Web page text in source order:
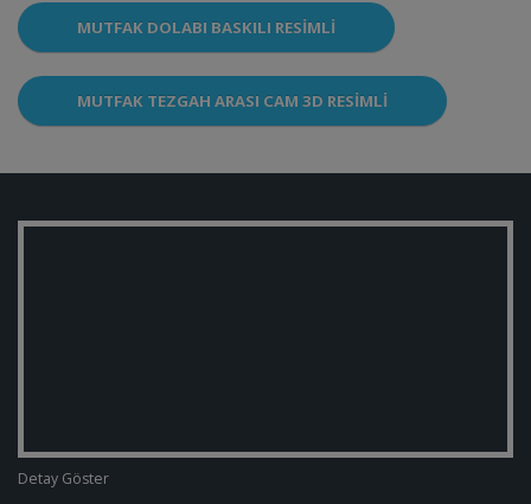
MUTFAK DOLABI BASKILI RESIMLI
MUTFAK TEZGAH ARASI CAM 3D RESIMLI
Detay Göster